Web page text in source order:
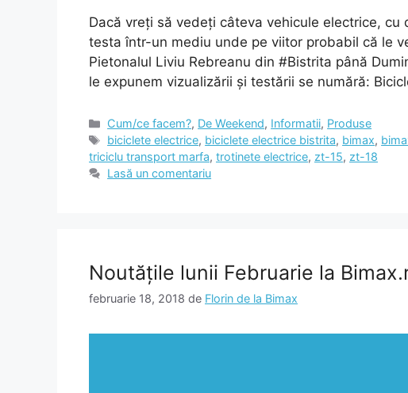
Dacă vreți să vedeți câteva vehicule electrice,
testa într-un mediu unde pe viitor probabil că le
Pietonalul Liviu Rebreanu din #Bistrita până
le expunem vizualizării și testării se numără:
Categorii
Cum/ce facem?, De Weekend, Informatii, Produse
Etichete
biciclete electrice, biciclete electrice bistrita, bimax,
triciclu transport marfa, trotinete electrice, zt-15, zt-18
Lasă un comentariu
Noutățile lunii Februarie la
februarie 18, 2018 de Florin de la Bimax